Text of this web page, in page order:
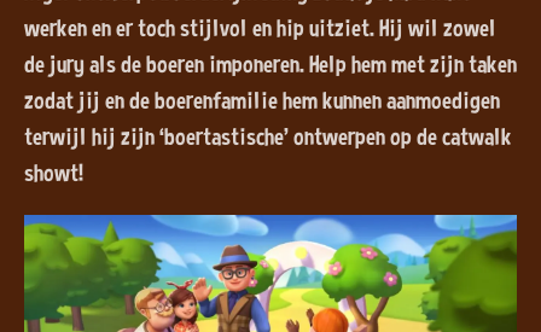
werken en er toch stijlvol en hip uitziet. Hij wil zowel
de jury als de boeren imponeren. Help hem met zijn taken
zodat jij en de boerenfamilie hem kunnen aanmoedigen
terwijl hij zijn ‘boertastische’ ontwerpen op de catwalk
showt!